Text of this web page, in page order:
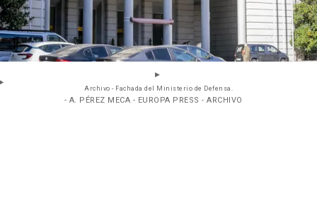
Archivo - Fachada del Ministerio de Defensa.
- A. PÉREZ MECA - EUROPA PRESS - ARCHIVO